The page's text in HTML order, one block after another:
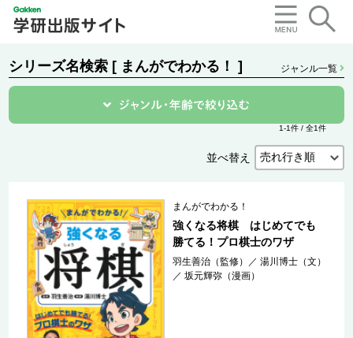
シリーズ名検索 [ まんがでわかる！ ] ジャンル一覧
1-1件 / 全1件
並べ替え
まんがでわかる！
強くなる将棋 はじめてでも
勝てる！プロ棋士のワザ
羽生善治（監修） ／湯川博士（文）
／坂元輝弥（漫画）